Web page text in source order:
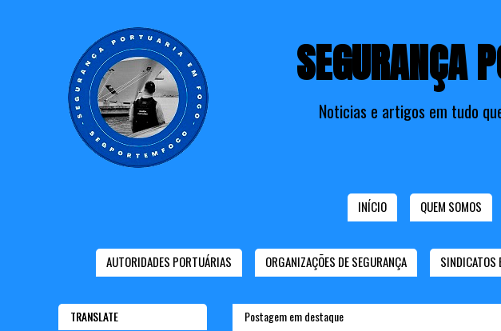
SEGURANÇA
Noticias e artigos em tudo
INÍCIO QUEM SOMOS
AUTORIDADES PORTUÁRIAS ORGANIZAÇÕES DE SEGURANÇA SINDICATOS
Postagem em destaque
TRANSLATE